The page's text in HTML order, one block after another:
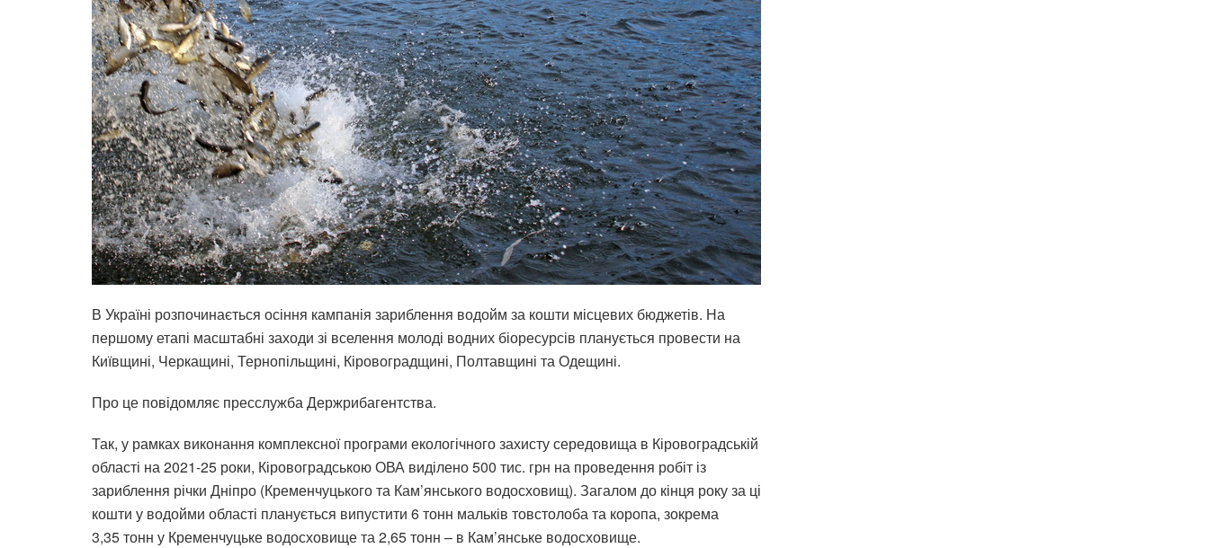
В Україні розпочинається осіння кампанія зариблення водойм за кошти місцевих бюджетів. На
першому етапі масштабні заходи зі вселення молоді водних біоресурсів планується провести на
Київщині, Черкащині, Тернопільщині, Кіровоградщині, Полтавщині та Одещині.
Про це повідомляє пресслужба Держрибагентства.
Так, у рамках виконання комплексної програми екологічного захисту середовища в Кіровоградській
області на 2021-25 роки, Кіровоградською ОВА виділено 500 тис. грн на проведення робіт із
зариблення річки Дніпро (Кременчуцького та Кам’янського водосховищ). Загалом до кінця року за ці
кошти у водойми області планується випустити 6 тонн мальків товстолоба та коропа, зокрема
3,35 тонн у Кременчуцьке водосховище та 2,65 тонн – в Кам’янське водосховище.